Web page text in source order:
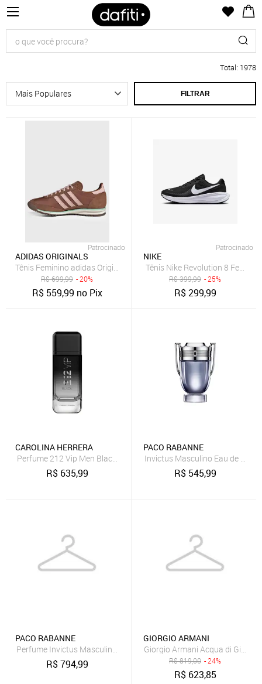
Total: 1978
FILTRAR
Patrocinado
ADIDAS ORIGINALS
Tênis Feminino adidas Originals Sl 72 OG Marrom
R$699,99 - 20%
R$ 559,99 no Pix
Patrocinado
NIKE
Tênis Nike Revolution 8
R$399,99 - 25%
R$299,99
CAROLINA HERRERA
Perfume 212 Vip Men Black Carolina Herrera Perfume Masculino
R$ 635,99
PACO RABANNE
Invictus Masculino Eau de
R$ 545,99
PACO RABANNE
Perfume Invictus Masculino Eau de Toilette 200 ml
R$794,99
GIORGIO ARMANI
Giorgio Armani Acqua di Giò
R$819,00 - 24%
R$ 623,85